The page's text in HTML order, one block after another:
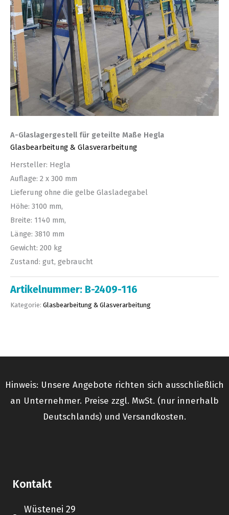
A-Glaslagergestell für geteilte Maße Hegla
Glasbearbeitung & Glasverarbeitung
Hersteller: Hegla
Auflage: 2 x 300 mm
Lieferung ohne die gelbe Glasladegabel
Höhe: 3100 mm,
Breite: 1140 mm,
Länge: 3810 mm
Gewicht: 200 kg
Zustand: gut, gebraucht
Artikelnummer: B-2409-116
Kategorie: Glasbearbeitung & Glasverarbeitung
Hinweis: Unsere Angebote richten sich ausschließlich
an Unternehmer. Preise zzgl. MwSt. (nur innerhalb
Deutschlands) und Versandkosten.
Kontakt
Wüstenei 29